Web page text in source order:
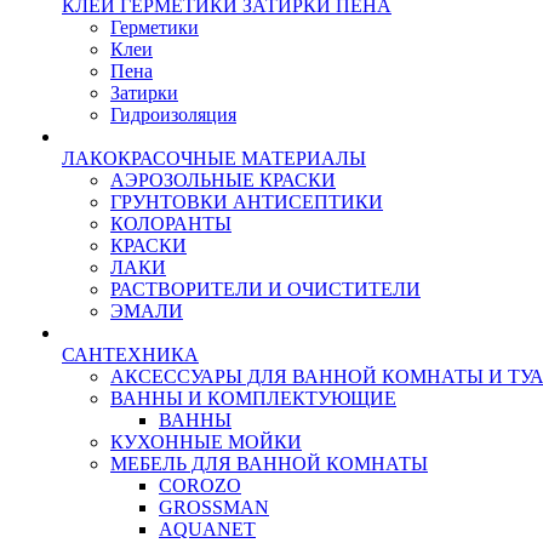
КЛЕИ ГЕРМЕТИКИ ЗАТИРКИ ПЕНА
Герметики
Клеи
Пена
Затирки
Гидроизоляция
ЛАКОКРАСОЧНЫЕ МАТЕРИАЛЫ
АЭРОЗОЛЬНЫЕ КРАСКИ
ГРУНТОВКИ АНТИСЕПТИКИ
КОЛОРАНТЫ
КРАСКИ
ЛАКИ
РАСТВОРИТЕЛИ И ОЧИСТИТЕЛИ
ЭМАЛИ
САНТЕХНИКА
АКСЕССУАРЫ ДЛЯ ВАННОЙ КОМНАТЫ И
ВАННЫ И КОМПЛЕКТУЮЩИЕ
ВАННЫ
КУХОННЫЕ МОЙКИ
МЕБЕЛЬ ДЛЯ ВАННОЙ КОМНАТЫ
COROZO
GROSSMAN
AQUANET